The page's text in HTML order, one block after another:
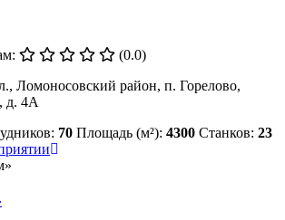
(0.0)
Ломоносовский район, п. Горелово,
д. 4А
70 Площадь (м²): 4300 Станков: 23